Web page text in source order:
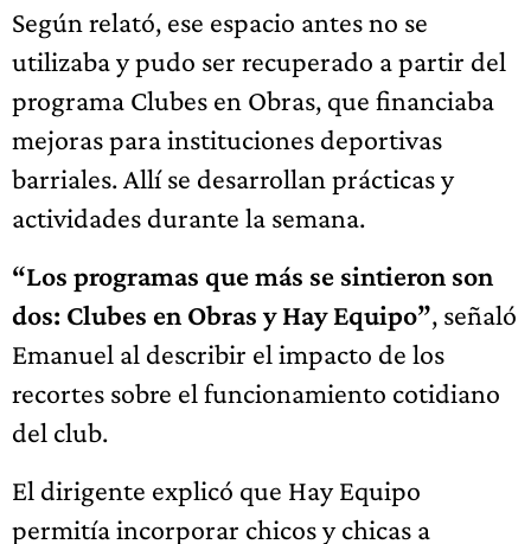
Según relató, ese espacio antes no se
utilizaba y pudo ser recuperado a partir del
programa Clubes en Obras, que financiaba
mejoras para instituciones deportivas
barriales. Allí se desarrollan prácticas y
actividades durante la semana.
“Los programas que más se sintieron son
dos: Clubes en Obras y Hay Equipo”, señaló
Emanuel al describir el impacto de los
recortes sobre el funcionamiento cotidiano
del club.
El dirigente explicó que Hay Equipo
permitía incorporar chicos y chicas a